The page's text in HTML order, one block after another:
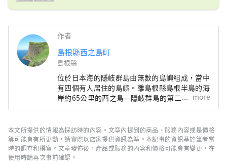
作者
島根縣西之島町
島根縣
位於日本海的隱岐群島由無數的島嶼組成，當中
有四個有人居住的島嶼。離島根縣島根半島的海
岸約65公里的西之島—隱岐群島的第二大島嶼—
是西之島町的所在地。 西之島是在約550萬年前
的景點—摩天崖和通天橋—的家，在這裡您也可
以嚐到如隱岐岩蠔（牡蠣）等新鮮的海產，以及
觀賞神樂和田樂等傳統文化。自然、文化、美食
和親切的島民；西之島是一座充滿魅力的島嶼。
more
本文所提供的情報為採訪時的內容。文章內提到的商品、服務內容或是價格
等可能會有所更動，請實際以店家提供資訊為準。本記事的資訊基於筆者當
時的調查和撰寫。文章發佈後，產品或服務的內容和價格可能會有變更，在
使用時請再次事前確認。